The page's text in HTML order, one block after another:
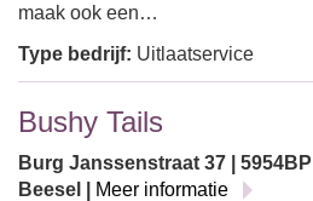
maak ook een…
Type bedrijf: Uitlaatservice
Bushy Tails
Burg Janssenstraat 37 | 5954BP |
Beesel |
Meer informatie